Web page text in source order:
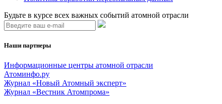
Будьте в курсе всех важных событий атомной отрасли
Наши партнеры
Информационные центры атомной отрасли
Атоминфо.ру
Журнал «Новый Атомный эксперт»
Журнал «Вестник Атомпрома»